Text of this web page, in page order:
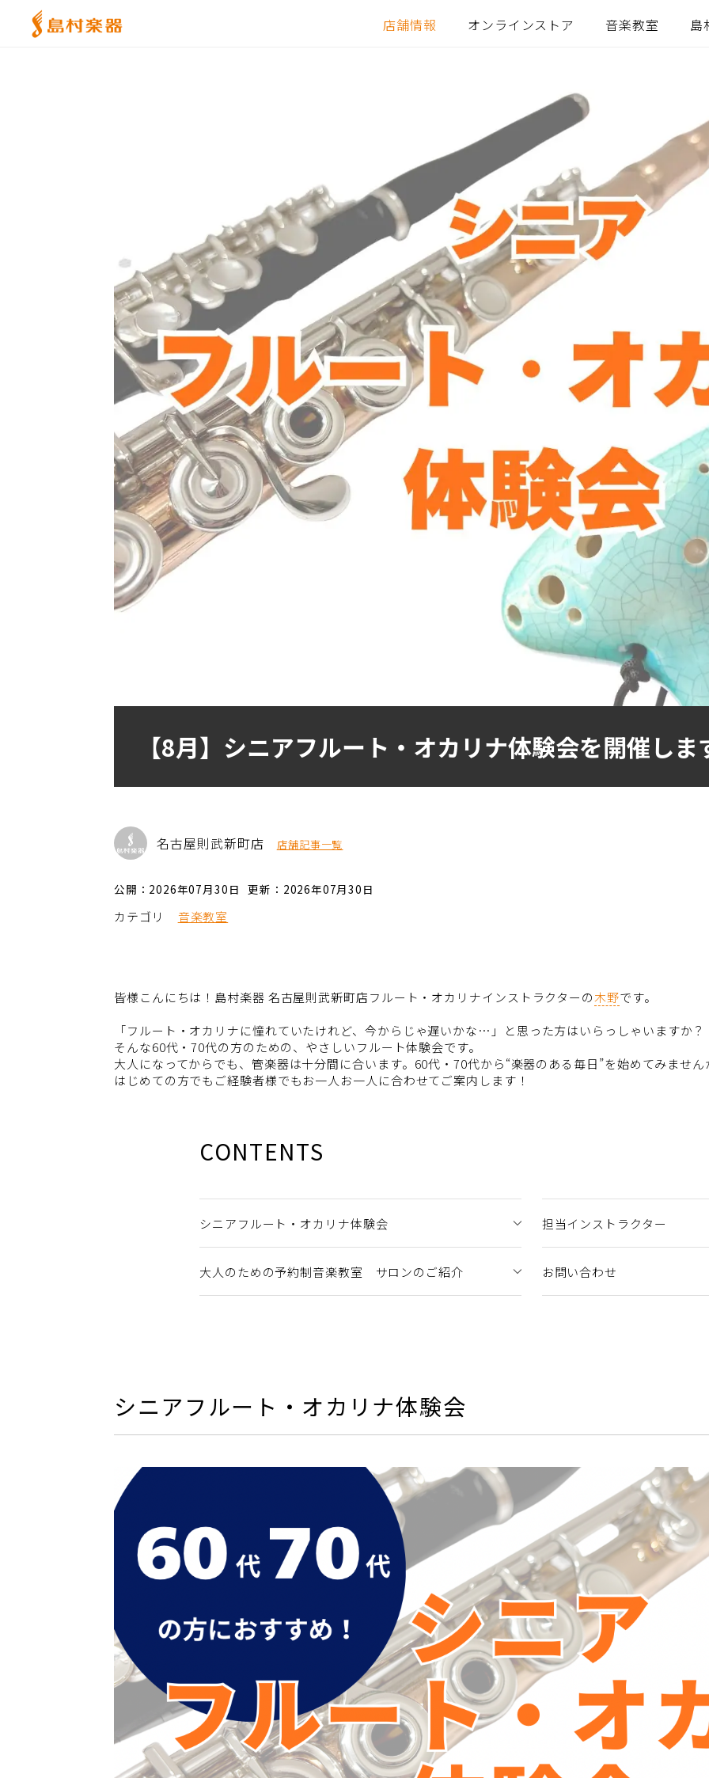
店舗情報 オンラインストア 音楽教室 島
【8月】シニアフルート・オカリナ体験会を開催しま
名古屋則武新町店 店舗記事一覧
公開：2026年07月30日 更新：2026年07月30日
カテゴリ 音楽教室
皆様こんにちは！島村楽器 名古屋則武新町店フルート・オカリナインストラクターの木野です。
「フルート・オカリナに憧れていたけれど、今からじゃ遅いかな…」と思った方はいらっしゃいますか？
そんな60代・70代の方のための、やさしいフルート体験会です。
大人になってからでも、管楽器は十分間に合います。60代・70代から“楽器のある毎日”を始めてみません
はじめての方でもご経験者様でもお一人お一人に合わせてご案内します！
CONTENTS
シニアフルート・オカリナ体験会 担当インストラクター
大人のための予約制音楽教室 サロンのご紹介 お問い合わせ
シニアフルート・オカリナ体験会